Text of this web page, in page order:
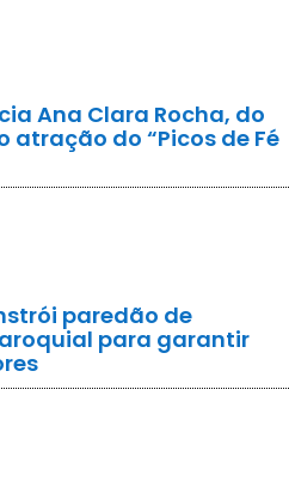
Ana Clara Rocha, do
atração do “Picos de Fé
paredão de
para garantir